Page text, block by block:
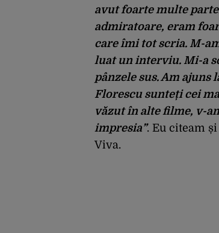
avut foarte multe
admiratoare, eram
care îmi tot scria. M-
luat un interviu. Mi-a
pânzele sus. Am
Florescu sunteți cei
văzut în alte filme, v-
impresia”. Eu citeam
Viva.